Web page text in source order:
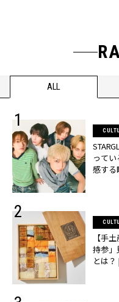
ALL
って
感する
【手
持参」
とは